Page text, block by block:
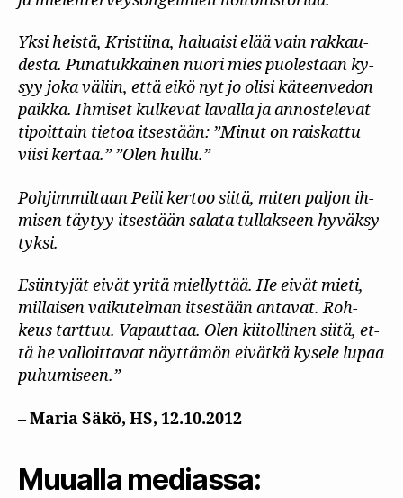
Yk­si heis­tä, Kris­tii­na, ha­luai­si elää vain rak­kau­
des­ta. Pu­na­tuk­kai­nen nuo­ri mies puo­les­taan ky­
syy jo­ka vä­liin, et­tä ei­kö nyt jo oli­si kä­teen­ve­don
paik­ka. Ih­mi­set kul­ke­vat la­val­la ja an­nos­te­le­vat
ti­poit­tain tie­toa it­ses­tään: ”Mi­nut on rais­kat­tu
vii­si ker­taa.” ”O­len hul­lu.”
Poh­jim­mil­taan Pei­li ker­too sii­tä, mi­ten pal­jon ih­
mi­sen täy­tyy it­ses­tään sa­la­ta tul­lak­seen hy­väk­sy­
tyk­si.
Esiin­ty­jät ei­vät yri­tä miel­lyt­tää. He ei­vät mie­ti,
mil­lai­sen vai­ku­tel­man it­ses­tään an­ta­vat. Roh­
keus tart­tuu. Va­paut­taa. Olen kii­tol­li­nen sii­tä, et­
tä he val­loit­ta­vat näyt­tä­mön ei­vät­kä ky­se­le lu­paa
pu­hu­mi­seen.”
– Maria Säkö, HS, 12.10.2012
Muualla mediassa: